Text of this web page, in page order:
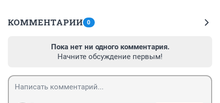
КОММЕНТАРИИ 0
Пока нет ни одного комментария.
Начните обсуждение первым!